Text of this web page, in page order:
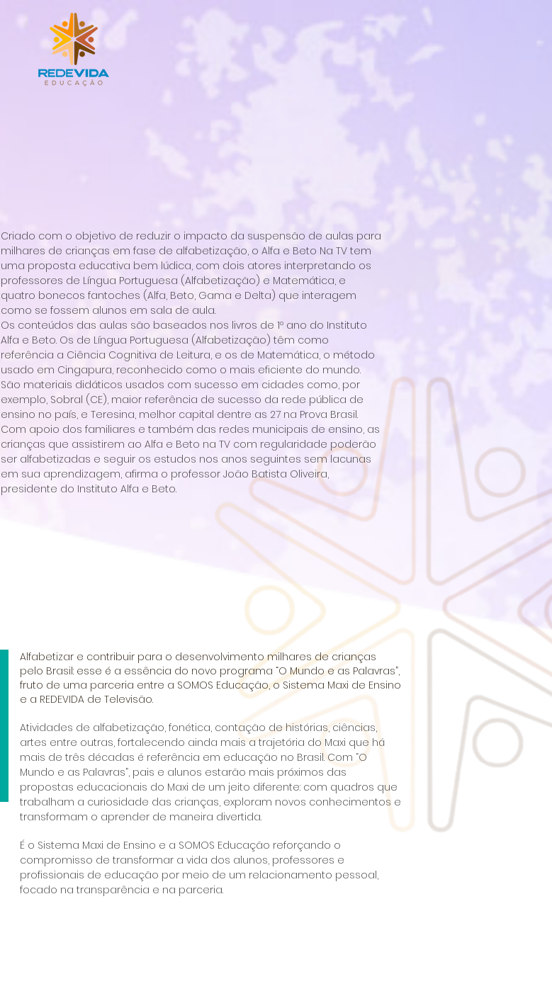
Alfabetizar e contribuir para o desenvolvimento milhares de crianças
pelo Brasil: esse é a essência do novo programa “O Mundo e as Palavras”,
fruto de uma parceria entre a SOMOS Educação, o Sistema Maxi de Ensino
e a REDEVIDA de Televisão.
Atividades de alfabetização, fonética, contação de histórias, ciências,
artes entre outras, fortalecendo ainda mais a trajetória do Maxi que há
mais de três décadas é referência em educação no Brasil. Com “O
Mundo e as Palavras”, pais e alunos estarão mais próximos das
propostas educacionais do Maxi de um jeito diferente: com quadros que
trabalham a curiosidade das crianças, exploram novos conhecimentos e
transformam o aprender de maneira divertida.
É o Sistema Maxi de Ensino e a SOMOS Educação reforçando o
compromisso de transformar a vida dos alunos, professores e
profissionais de educação por meio de um relacionamento pessoal,
focado na transparência e na parceria.
Criado com o objetivo de reduzir o impacto da suspensão de aulas para
milhares de crianças em fase de alfabetização, o Alfa e Beto Na TV tem
uma proposta educativa bem lúdica, com dois atores interpretando os
professores de Língua Portuguesa (Alfabetização) e Matemática, e
quatro bonecos fantoches (Alfa, Beto, Gama e Delta) que interagem
como se fossem alunos em sala de aula.
Os conteúdos das aulas são baseados nos livros de 1º ano do Instituto
Alfa e Beto. Os de Língua Portuguesa (Alfabetização) têm como
referência a Ciência Cognitiva de Leitura, e os de Matemática, o método
usado em Cingapura, reconhecido como o mais eficiente do mundo.
São materiais didáticos usados com sucesso em cidades como, por
exemplo, Sobral (CE), maior referência de sucesso da rede pública de
ensino no país, e Teresina, melhor capital dentre as 27 na Prova Brasil.
Com apoio dos familiares e também das redes municipais de ensino, as
crianças que assistirem ao Alfa e Beto na TV com regularidade poderão
ser alfabetizadas e seguir os estudos nos anos seguintes sem lacunas
em sua aprendizagem, afirma o professor João Batista Oliveira,
presidente do Instituto Alfa e Beto.